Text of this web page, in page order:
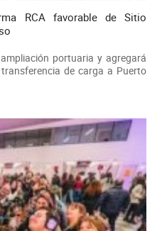
RCA favorable de Sitio
portuaria y agregará
de carga a Puerto